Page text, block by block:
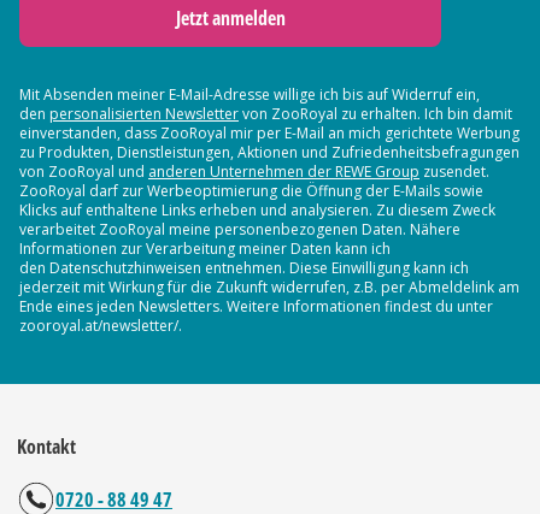
Jetzt anmelden
Mit Absenden meiner E-Mail-Adresse willige ich bis auf Widerruf ein,
den personalisierten Newslettervon ZooRoyal zu erhalten. Ich bin damit
einverstanden, dass ZooRoyal mir per E-Mail an mich gerichtete Werbung
zu Produkten, Dienstleistungen, Aktionen und Zufriedenheitsbefragungen
von ZooRoyal und anderen Unternehmen der REWE Group zusendet.
ZooRoyal darf zur Werbeoptimierung die Öffnung der E-Mails sowie
Klicks auf enthaltene Links erheben und analysieren. Zu diesem Zweck
verarbeitet ZooRoyal meine personenbezogenen Daten. Nähere
Informationen zur Verarbeitung meiner Daten kann ich
den Datenschutzhinweisen entnehmen. Diese Einwilligung kann ich
jederzeit mit Wirkung für die Zukunft widerrufen, z.B. per Abmeldelink am
Ende eines jeden Newsletters. Weitere Informationen findest du unter
zooroyal.at/newsletter/.
Kontakt
0720 - 88 49 47